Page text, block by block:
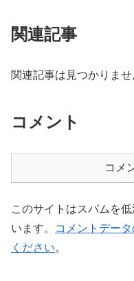
関連記事
関連記事は見つかりませ
コメント
コメ
このサイトはスパムを
います。
コメントデー
ください。